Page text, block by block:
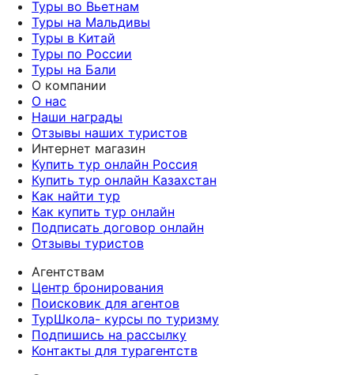
Туры во Вьетнам
Туры на Мальдивы
Туры в Китай
Туры по России
Туры на Бали
О компании
О нас
Наши награды
Отзывы наших туристов
Интернет магазин
Купить тур онлайн Россия
Купить тур онлайн Казахстан
Как найти тур
Как купить тур онлайн
Подписать договор онлайн
Отзывы туристов
Агентствам
Центр бронирования
Поисковик для агентов
ТурШкола- курсы по туризму
Подпишись на рассылку
Контакты для турагентств